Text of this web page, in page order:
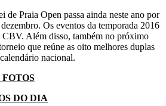
Praia Open passa ainda neste ano por
Os eventos da temporada 2016
CBV. Além disso, também no próximo
que reúne as oito melhores duplas
nacional.
DO DIA